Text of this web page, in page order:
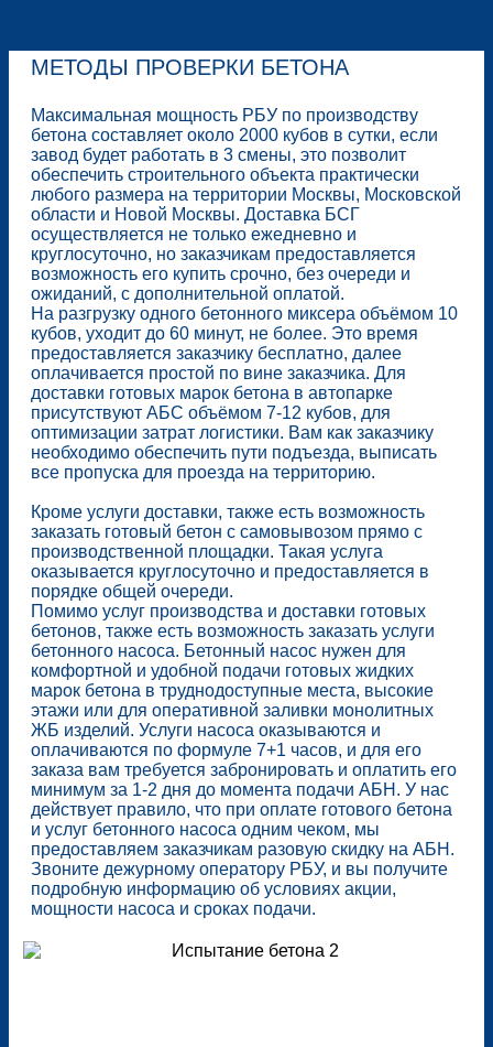
МЕТОДЫ ПРОВЕРКИ БЕТОНА
Максимальная мощность РБУ по производству
бетона составляет около 2000 кубов в сутки, если
завод будет работать в 3 смены, это позволит
обеспечить строительного объекта практически
любого размера на территории Москвы, Московской
области и Новой Москвы. Доставка БСГ
осуществляется не только ежедневно и
круглосуточно, но заказчикам предоставляется
возможность его купить срочно, без очереди и
ожиданий, с дополнительной оплатой.
На разгрузку одного бетонного миксера объёмом 10
кубов, уходит до 60 минут, не более. Это время
предоставляется заказчику бесплатно, далее
оплачивается простой по вине заказчика. Для
доставки готовых марок бетона в автопарке
присутствуют АБС объёмом 7-12 кубов, для
оптимизации затрат логистики. Вам как заказчику
необходимо обеспечить пути подъезда, выписать
все пропуска для проезда на территорию.
Кроме услуги доставки, также есть возможность
заказать готовый бетон с самовывозом прямо с
производственной площадки. Такая услуга
оказывается круглосуточно и предоставляется в
порядке общей очереди.
Помимо услуг производства и доставки готовых
бетонов, также есть возможность заказать услуги
бетонного насоса. Бетонный насос нужен для
комфортной и удобной подачи готовых жидких
марок бетона в труднодоступные места, высокие
этажи или для оперативной заливки монолитных
ЖБ изделий. Услуги насоса оказываются и
оплачиваются по формуле 7+1 часов, и для его
заказа вам требуется забронировать и оплатить его
минимум за 1-2 дня до момента подачи АБН. У нас
действует правило, что при оплате готового бетона
и услуг бетонного насоса одним чеком, мы
предоставляем заказчикам разовую скидку на АБН.
Звоните дежурному оператору РБУ, и вы получите
подробную информацию об условиях акции,
мощности насоса и сроках подачи.